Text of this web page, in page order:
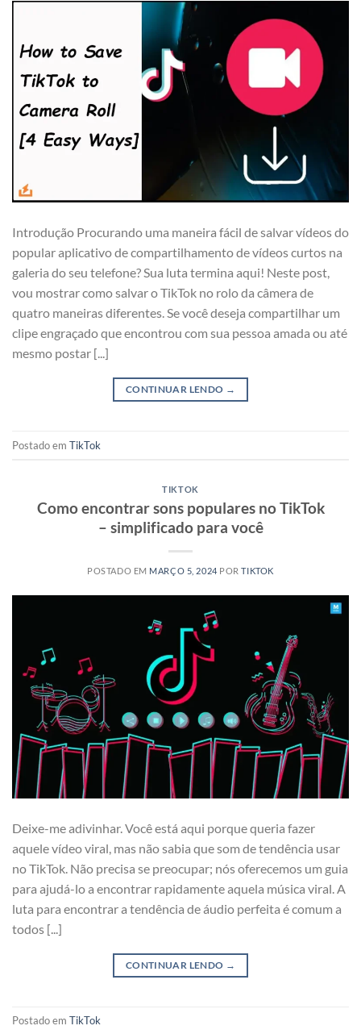
Introdução Procurando uma maneira fácil de salvar vídeos do
popular aplicativo de compartilhamento de vídeos curtos na
galeria do seu telefone? Sua luta termina aqui! Neste post,
vou mostrar como salvar o TikTok no rolo da câmera de
quatro maneiras diferentes. Se você deseja compartilhar um
clipe engraçado que encontrou com sua pessoa amada ou até
mesmo postar [...]
CONTINUAR LENDO →
Postado em TikTok
TIKTOK
Como encontrar sons populares no TikTok
– simplificado para você
POSTADO EM MARÇO 5, 2024 PORTIKTOK
Deixe-me adivinhar. Você está aqui porque queria fazer
aquele vídeo viral, mas não sabia que som de tendência usar
no TikTok. Não precisa se preocupar; nós oferecemos um guia
para ajudá-lo a encontrar rapidamente aquela música viral. A
luta para encontrar a tendência de áudio perfeita é comum a
todos [...]
CONTINUAR LENDO →
Postado em TikTok